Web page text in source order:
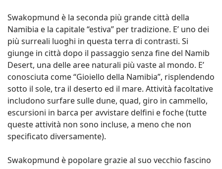
Swakopmund è la seconda più grande città della
Namibia e la capitale “estiva” per tradizione. E’ uno dei
più surreali luoghi in questa terra di contrasti. Si
giunge in città dopo il passaggio senza fine del Namib
Desert, una delle aree naturali più vaste al mondo. E’
conosciuta come “Gioiello della Namibia”, risplendendo
sotto il sole, tra il deserto ed il mare. Attività facoltative
includono surfare sulle dune, quad, giro in cammello,
escursioni in barca per avvistare delfini e foche (tutte
queste attività non sono incluse, a meno che non
specificato diversamente).
Swakopmund è popolare grazie al suo vecchio fascino